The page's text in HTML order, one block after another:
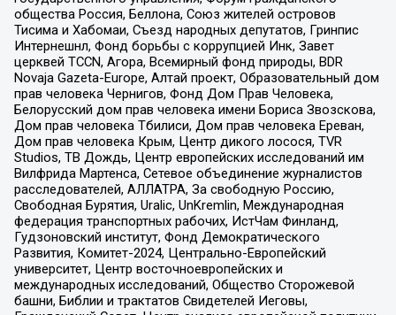
общества Россия, Беллона, Союз жителей островов
Тисима и Хабомаи, Съезд народных депутатов, Гринпис
Интернешнл, Фонд борьбы с коррупцией Инк, Завет
церквей TCCN, Агора, Всемирный фонд природы, BDR
Novaja Gazeta-Europe, Алтай проект, Образовательный дом
прав человека Чернигов, Фонд Дом Прав Человека,
Белорусский дом прав человека имени Бориса Звозскова,
Дом прав человека Тбилиси, Дом прав человека Ереван,
Дом прав человека Крым, Центр дикого лосося, TVR
Studios, ТВ Дождь, Центр европейских исследований им
Вилфрида Мартенса, Сетевое объединение журналистов
расследователей, АЛЛАТРА, За свободную Россию,
Свободная Бурятия, Uralic, UnKremlin, Международная
федерация транспортных рабочих, ИстЧам Финланд,
Гудзоновский институт, Фонд Демократического
Развития, Комитет-2024, Центрально-Европейский
университет, Центр восточноевропейских и
международных исследований, Общество Сторожевой
башни, Библии и трактатов Свидетелей Иеговы,